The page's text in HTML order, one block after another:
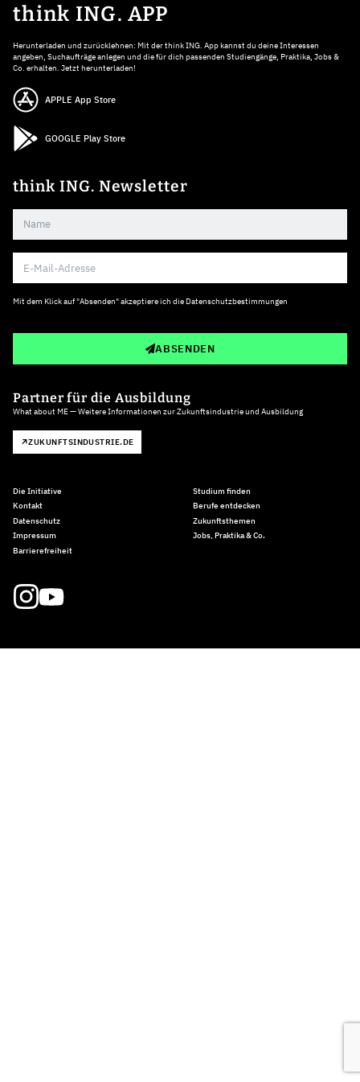
think ING. APP
Herunterladen und zurücklehnen: Mit der think ING. App kannst du deine Interessen
angeben, Suchaufträge anlegen und die für dich passenden Studiengänge, Praktika, Jobs &
Co. erhalten. Jetzt herunterladen!
APPLE App Store
GOOGLE Play Store
think ING. Newsletter
Mit dem Klick auf "Absenden" akzeptiere ich die Datenschutzbestimmungen
ABSENDEN
Partner für die Ausbildung
What about ME — Weitere Informationen zur Zukunftsindustrie und Ausbildung
ZUKUNFTSINDUSTRIE.DE
Die Initiative
Kontakt
Datenschutz
Impressum
Barrierefreiheit
Studium finden
Berufe entdecken
Zukunftsthemen
Jobs, Praktika & Co.